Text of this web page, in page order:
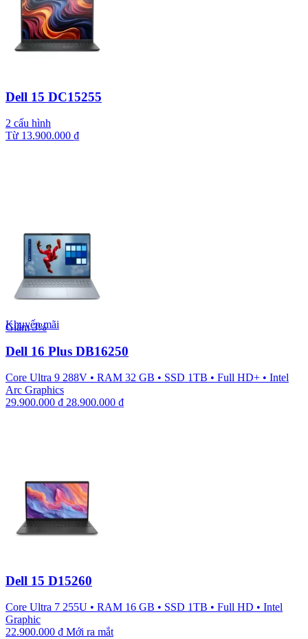
Dell 15 DC15255
2 cấu hình
Từ 13.900.000 ₫
Giảm3%
Khuyến mãi
Dell 16 Plus DB16250
Core Ultra 9 288V • RAM 32 GB • SSD 1TB • Full HD+ • Intel
Arc Graphics
29.900.000 ₫ 28.900.000 ₫
Dell 15 D15260
Core Ultra 7 255U • RAM 16 GB • SSD 1TB • Full HD • Intel
Graphic
22.900.000 ₫ Mới ra mắt